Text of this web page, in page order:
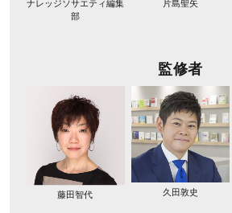
ナレッジソサエティ編集
部
片島聖矢
監修者
藤田智代 久田敦史